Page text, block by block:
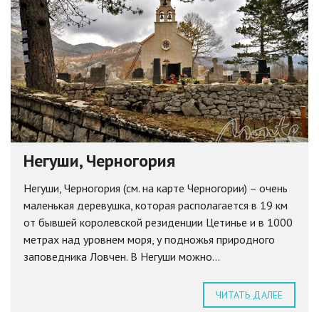
Негуши, Черногория
Негуши, Черногория (см. на карте Черногории) – очень
маленькая деревушка, которая располагается в 19 км
от бывшей королевской резиденции Цетинье и в 1000
метрах над уровнем моря, у подножья природного
заповедника Ловчен. В Негуши можно...
ЧИТАТЬ ДАЛЕЕ